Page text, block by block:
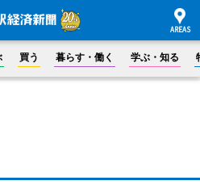
買う 暮らす・働く 学ぶ・知る